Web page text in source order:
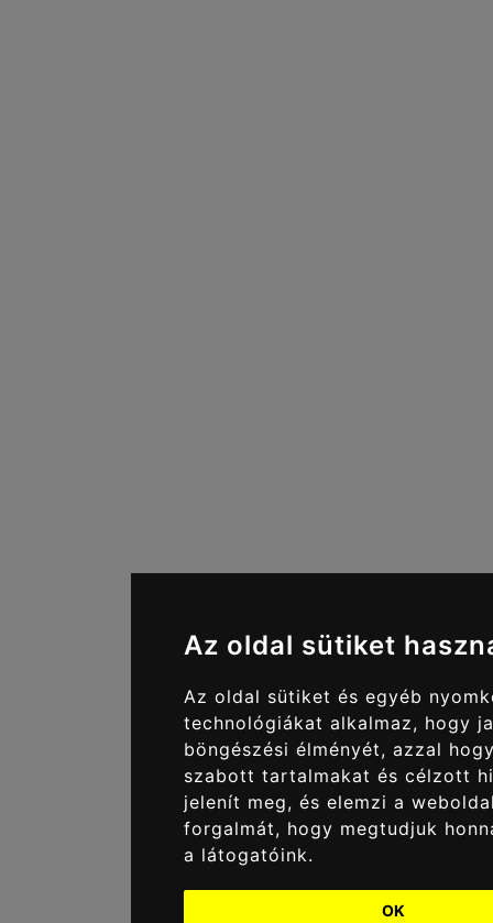
Az oldal sütiket
Az oldal sütiket és egyéb
technológiákat alkalmaz, hogy
böngészési élményét, azzal
szabott tartalmakat és célzott
jelenít meg, és elemzi a
forgalmát, hogy megtudjuk
a látogatóink.
OK